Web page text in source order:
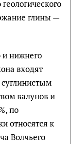
глины —
и нижнего
входят
валунов и
по
относятся к
Волчьего